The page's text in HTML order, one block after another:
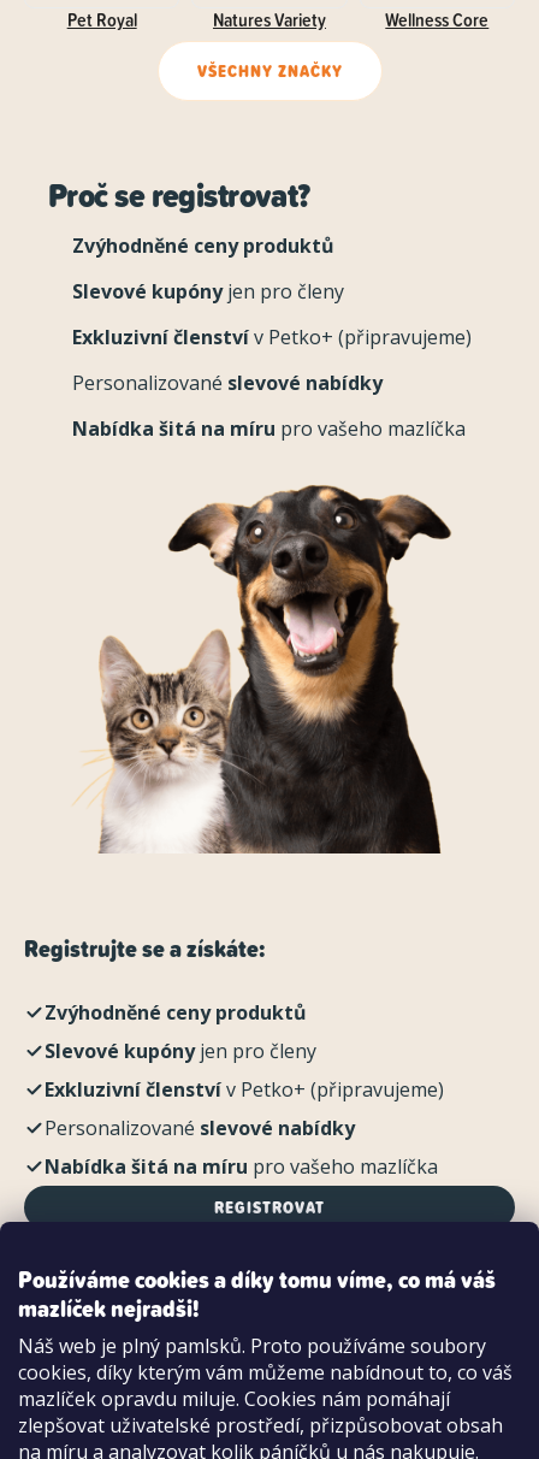
Používáme cookies a díky tomu víme, co má váš
mazlíček nejradši!
Náš web je plný pamlsků. Proto používáme soubory
cookies, díky kterým vám můžeme nabídnout to, co váš
mazlíček opravdu miluje. Cookies nám pomáhají
zlepšovat uživatelské prostředí, přizpůsobovat obsah
na míru a analyzovat kolik páníčků u nás nakupuje.
Pet Royal Natures Variety Wellness Core
VŠECHNY ZNAČKY
Proč se registrovat?
Zvýhodněné ceny produktů
Slevové kupónyjen pro členy
Exkluzivní členstvív Petko+ (připravujeme)
Personalizované slevové nabídky
Nabídka šitá na míru pro vašeho mazlíčka
Registrujte se a získáte:
Zvýhodněné ceny produktů
Slevové kupónyjen pro členy
Exkluzivní členstvív Petko+ (připravujeme)
Personalizované slevové nabídky
Nabídka šitá na míru pro vašeho mazlíčka
REGISTROVAT
Možnosti platby:
Dobírkou
Hotově i kartou na pobočce